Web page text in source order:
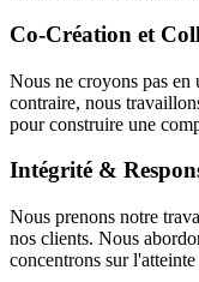
Co-Création et
Nous ne croyons pas en
contraire, nous
pour construire une
Intégrité &
Nous prenons notre
nos clients. Nous
concentrons sur